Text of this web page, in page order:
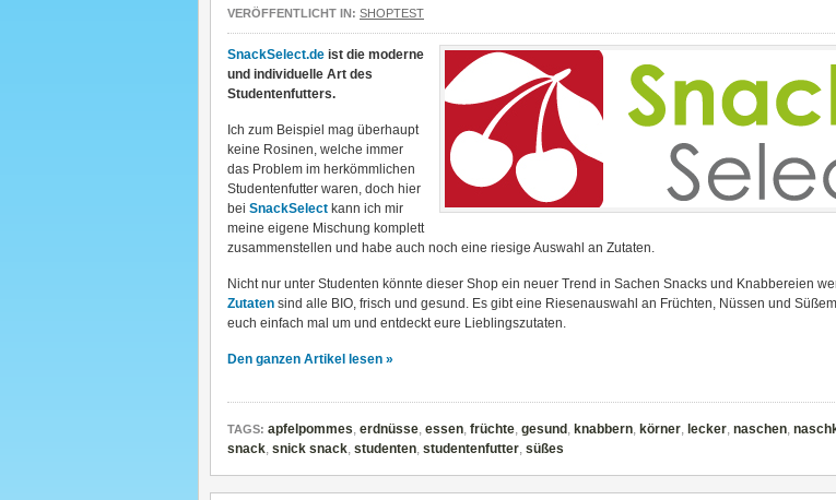
VERÖFFENTLICHT IN: SHOPTEST
SnackSelect.de ist die moderne
und individuelle Art des
Studentenfutters.
Ich zum Beispiel mag überhaupt
keine Rosinen, welche immer
das Problem im herkömmlichen
Studentenfutter waren, doch hier
bei SnackSelect kann ich mir
meine eigene Mischung komplett
zusammenstellen und habe auch noch eine riesige Auswahl an Zutaten.
Nicht nur unter Studenten könnte dieser Shop ein neuer Trend in Sachen Snacks und Knabbereien
Zutaten sind alle BIO, frisch und gesund. Es gibt eine Riesenauswahl an Früchten, Nüssen und
euch einfach mal um und entdeckt eure Lieblingszutaten.
Den ganzen Artikel lesen »
TAGS: apfelpommes, erdnüsse, essen, früchte, gesund , knabbern, körner, lecker, naschen,
snack, snick snack, studenten, studentenfutter, süßes